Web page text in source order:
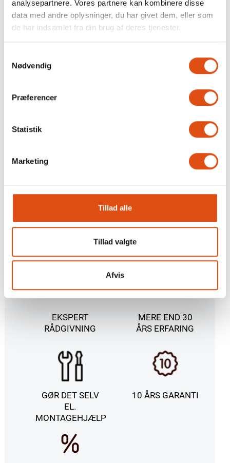
analysepartnere. Vores partnere kan kombinere disse
data med andre oplysninger, du har givet dem, eller som
de har indsamlet fra din brug af deres tjenester.
Nødvendig
Præferencer
Statistik
Marketing
Tillad alle
Tillad valgte
Afvis
Ellers vil du blive kontaktet, så vi er sikre på, at dit tilbud er
præcis som du ønsker. Sådan får du det helt rigtige og
bedste tilbud!
Din uafhængige
vinduesekspert
EKSPERT
RÅDGIVNING
MERE END 30
ÅRS ERFARING
GØR DET SELV
EL.
MONTAGEHJÆLP
10 ÅRS GARANTI